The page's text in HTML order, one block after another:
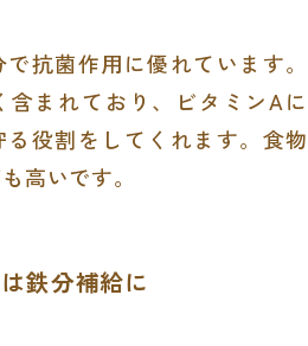
抗菌作用に優れています。
まれており、ビタミンAに
役割をしてくれます。食物
高いです。
鉄分補給に